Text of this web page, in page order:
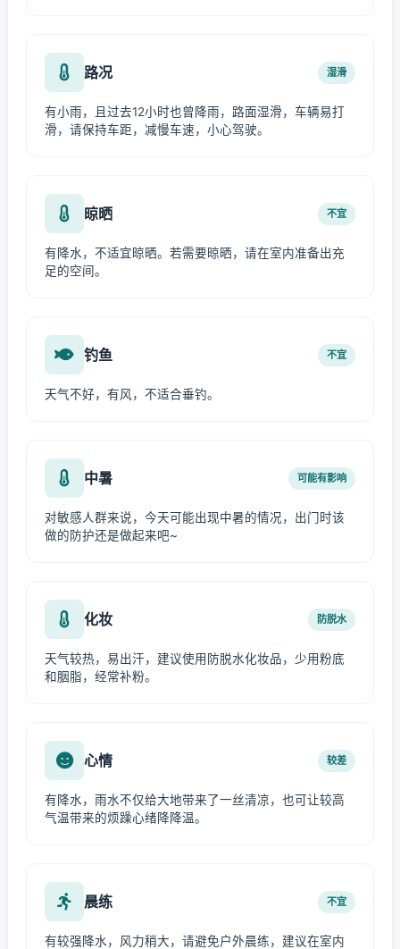
路况 湿滑
有小雨，且过去12小时也曾降雨，路面湿滑，车辆易打
滑，请保持车距，减慢车速，小心驾驶。
晾晒 不宜
有降水，不适宜晾晒。若需要晾晒，请在室内准备出充
足的空间。
钓鱼 不宜
天气不好，有风，不适合垂钓。
中暑 可能有影响
对敏感人群来说，今天可能出现中暑的情况，出门时该
做的防护还是做起来吧~
化妆 防脱水
天气较热，易出汗，建议使用防脱水化妆品，少用粉底
和胭脂，经常补粉。
心情 较差
有降水，雨水不仅给大地带来了一丝清凉，也可让较高
气温带来的烦躁心绪降降温。
晨练 不宜
有较强降水，风力稍大，请避免户外晨练，建议在室内